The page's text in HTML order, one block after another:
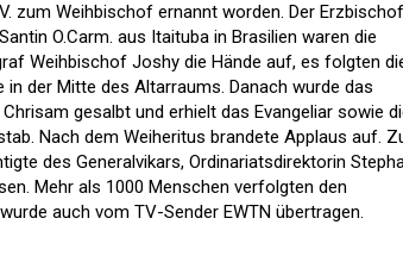
zum Weihbischof ernannt worden. Der
O.Carm. aus Itaituba in Brasilien waren die
Weihbischof Joshy die Hände auf, es folgten
der Mitte des Altarraums. Danach wurde das
gesalbt und erhielt das Evangeliar sowie
Nach dem Weiheritus brandete Applaus auf.
des Generalvikars, Ordinariatsdirektorin
Mehr als 1000 Menschen verfolgten den
auch vom TV-Sender EWTN übertragen.